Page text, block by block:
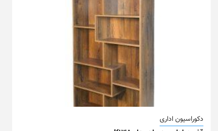
دکوراسیون اداری